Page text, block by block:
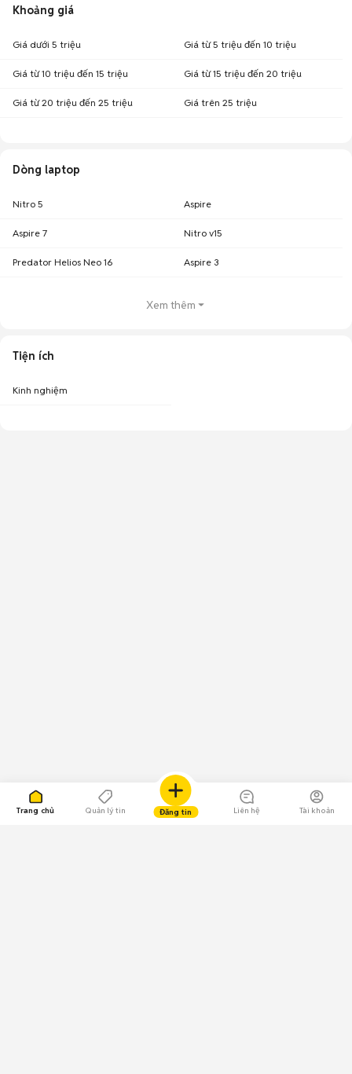
Trang chủ Quản lý tin Đăng tin Liên hệ Tài khoản
Khoảng giá
Giá dưới 5 triệu Giá từ 5 triệu đến 10 triệu
Giá từ 10 triệu đến 15 triệu Giá từ 15 triệu đến 20 triệu
Giá từ 20 triệu đến 25 triệu Giá trên 25 triệu
Dòng laptop
Nitro 5 Aspire
Aspire 7 Nitro v15
Predator Helios Neo 16 Aspire 3
Xem thêm
Tiện ích
Kinh nghiệm